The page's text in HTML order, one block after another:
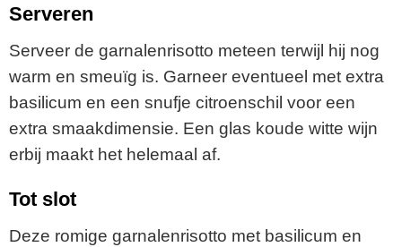
Serveren
Serveer de garnalenrisotto meteen terwijl hij nog
warm en smeuïg is. Garneer eventueel met extra
basilicum en een snufje citroenschil voor een
extra smaakdimensie. Een glas koude witte wijn
erbij maakt het helemaal af.
Tot slot
Deze romige garnalenrisotto met basilicum en